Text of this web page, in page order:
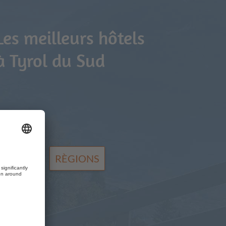
meilleurs hôtels
Tyrol du Sud
RÈGIONS